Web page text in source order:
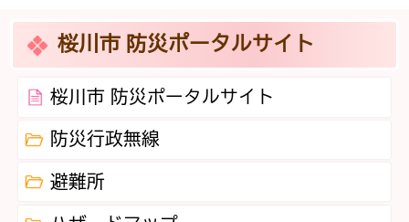
桜川市 防災ポータルサイト
桜川市 防災ポータルサイト
防災行政無線
避難所